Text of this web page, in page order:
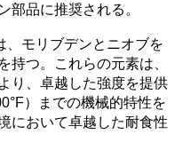
部品に推奨される。
モリブデンとニオブを
持つ。これらの元素は、
り、卓越した強度を提供
）までの機械的特性を
において卓越した耐食性